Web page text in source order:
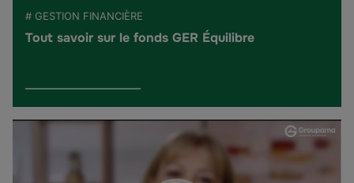
# GESTION FINANCIÈRE
Tout savoir sur le fonds GER Équilibre